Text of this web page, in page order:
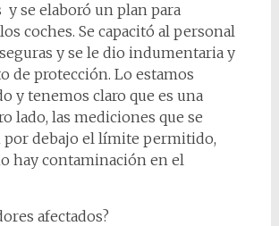
y se elaboró un plan para
coches. Se capacitó al personal
y se le dio indumentaria y
de protección. Lo estamos
y tenemos claro que es una
lado, las mediciones que se
por debajo el límite permitido,
hay contaminación en el
afectados?